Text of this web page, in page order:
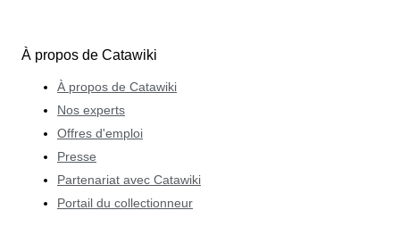
À propos de Catawiki
À propos de Catawiki
Nos experts
Offres d'emploi
Presse
Partenariat avec Catawiki
Portail du collectionneur